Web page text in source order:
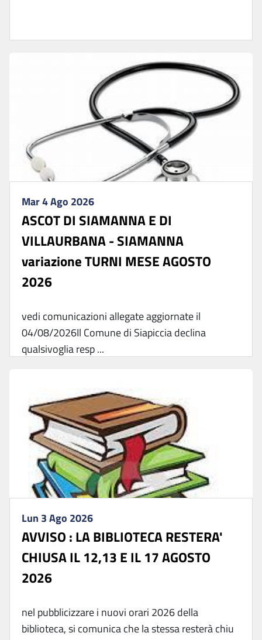
Mar 4 Ago 2026
ASCOT DI SIAMANNA E DI
VILLAURBANA - SIAMANNA
variazione TURNI MESE AGOSTO
2026
vedi comunicazioni allegate aggiornate il
04/08/2026Il Comune di Siapiccia declina
qualsivoglia resp ...
Lun 3 Ago 2026
AVVISO : LA BIBLIOTECA RESTERA'
CHIUSA IL 12,13 E IL 17 AGOSTO
2026
nel pubblicizzare i nuovi orari 2026 della
biblioteca, si comunica che la stessa resterà chiu